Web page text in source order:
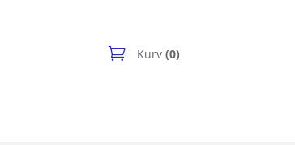
Kurv(0)